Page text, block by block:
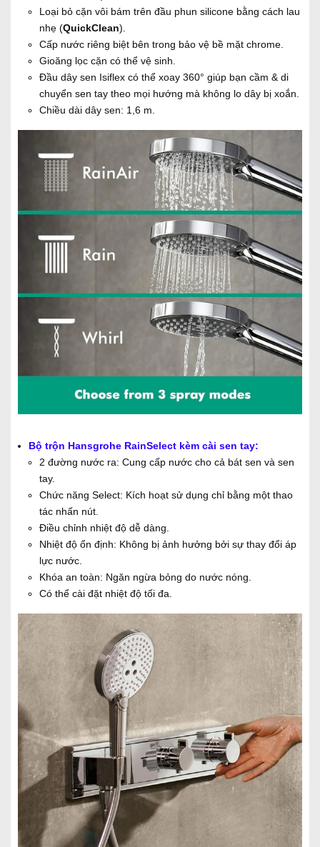
Loại bỏ cặn vôi bám trên đầu phun silicone bằng cách lau
nhẹ (QuickClean).
Cấp nước riêng biệt bên trong bảo vệ bề mặt chrome.
Gioăng lọc cặn có thể vệ sinh.
Đầu dây sen Isiflex có thể xoay 360° giúp bạn cầm & di
chuyển sen tay theo mọi hướng mà không lo dây bị xoắn.
Chiều dài dây sen: 1,6 m.
Bộ trộn Hansgrohe RainSelect kèm cài sen tay:
2 đường nước ra: Cung cấp nước cho cả bát sen và sen
tay.
Chức năng Select: Kích hoạt sử dụng chỉ bằng một thao
tác nhấn nút.
Điều chỉnh nhiệt độ dễ dàng.
Nhiệt độ ổn định: Không bị ảnh hưởng bởi sự thay đổi áp
lực nước.
Khóa an toàn: Ngăn ngừa bỏng do nước nóng.
Có thể cài đặt nhiệt độ tối đa.